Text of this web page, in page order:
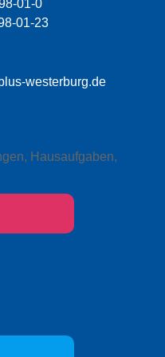
01-0
01-23
westerburg.de
Hausaufgaben,